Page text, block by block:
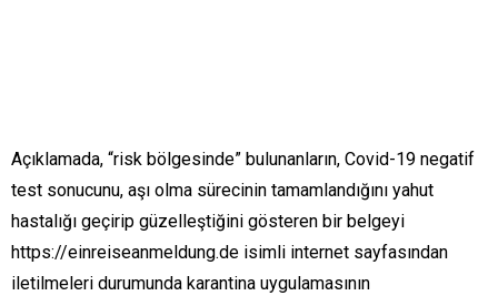
Açıklamada, “risk bölgesinde” bulunanların, Covid-19 negatif
test sonucunu, aşı olma sürecinin tamamlandığını yahut
hastalığı geçirip güzelleştiğini gösteren bir belgeyi
https://einreiseanmeldung.de isimli internet sayfasından
iletilmeleri durumunda karantina uygulamasının